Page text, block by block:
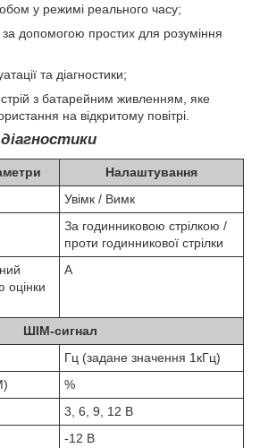
у режимі реального часу;
за допомогою простих для розуміння
та діагностики;
з батарейним живленням, яке
на відкритому повітрі.
Налаштування
Увімк / Вимк
За годинниковою стрілкою /
проти годинникової стрілки
оцінки
А
ШІМ-сигнал
Гц (задане значення 1кГц)
%
3, 6, 9, 12 В
-12 В